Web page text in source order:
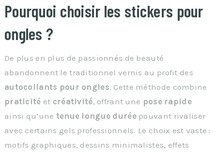
Pourquoi choisir les stickers pour
ongles ?
De plus en plus de passionnés de beauté
abandonnent le traditionnel vernis au profit des
autocollants pour ongles. Cette méthode combine
praticité et créativité, offrant une pose rapide
ainsi qu’une tenue longue duréepouvant rivaliser
avec certains gels professionnels. Le choix est vaste :
motifs graphiques, dessins minimalistes, effets